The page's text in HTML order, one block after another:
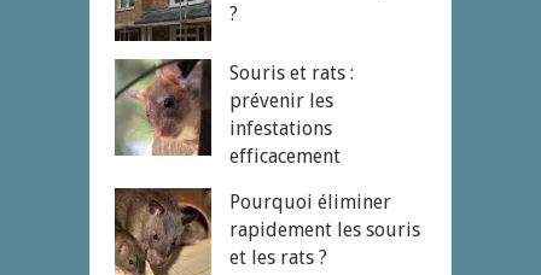
?
Souris et rats :
prévenir les
infestations
efficacement
Pourquoi éliminer
rapidement les souris
et les rats ?